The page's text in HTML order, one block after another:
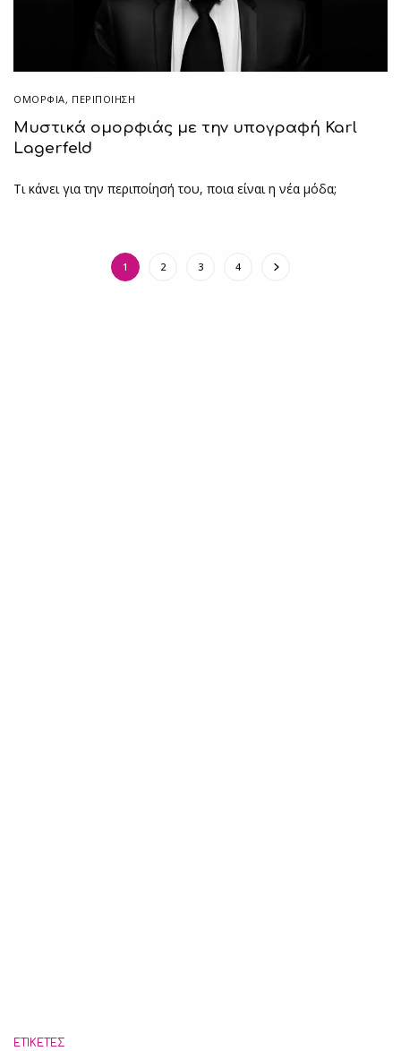
ΟΜΟΡΦΙΑ, ΠΕΡΙΠΟΊΗΣΗ
Μυστικά ομορφιάς με την υπογραφή Karl
Lagerfeld
Τι κάνει για την περιποίησή του, ποια είναι η νέα μόδα;
1 2 3 4
ΕΤΙΚΈΤΕΣ